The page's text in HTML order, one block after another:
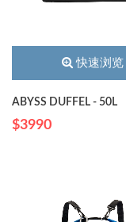
快速浏览
ABYSS DUFFEL - 50L
$3990